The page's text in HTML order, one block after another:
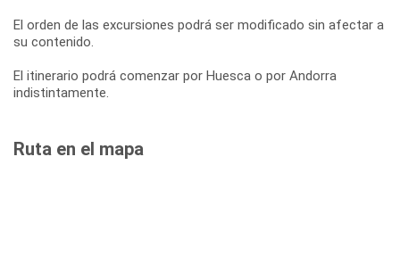
El orden de las excursiones podrá ser modificado sin afectar a
su contenido.
El itinerario podrá comenzar por Huesca o por Andorra
indistintamente.
Ruta en el mapa